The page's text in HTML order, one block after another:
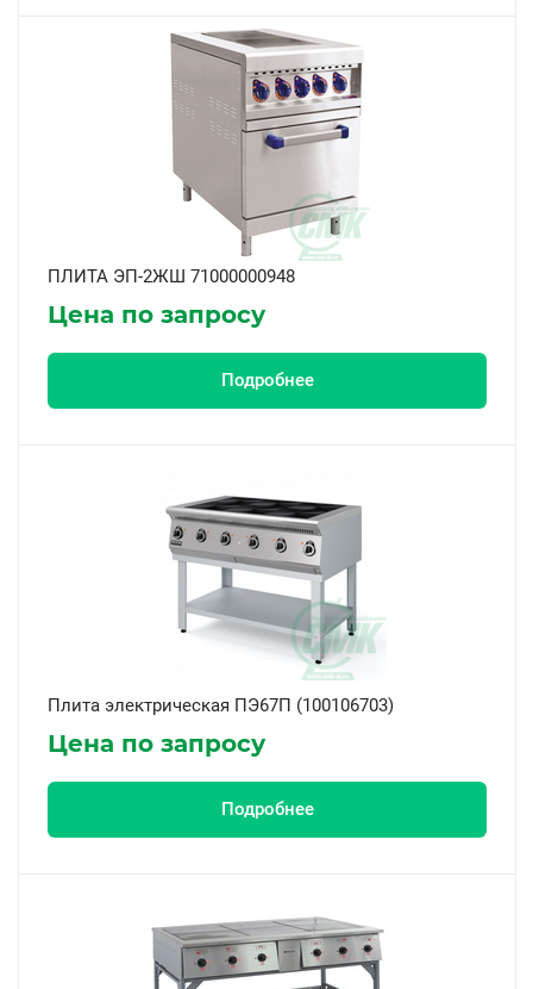
ПЛИТА ЭП-2ЖШ 71000000948
Цена по запросу
Подробнее
Плита электрическая ПЭ67П (100106703)
Цена по запросу
Подробнее